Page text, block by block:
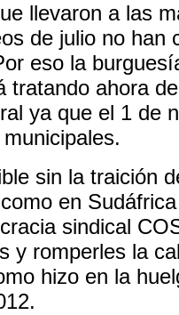
llevaron a las
de julio no han
eso la
tratando ahora
ya que el 1 de
sin la traición
en
sindical
y romperles la
hizo en la